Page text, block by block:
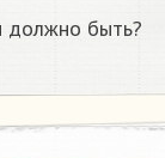
должно быть?